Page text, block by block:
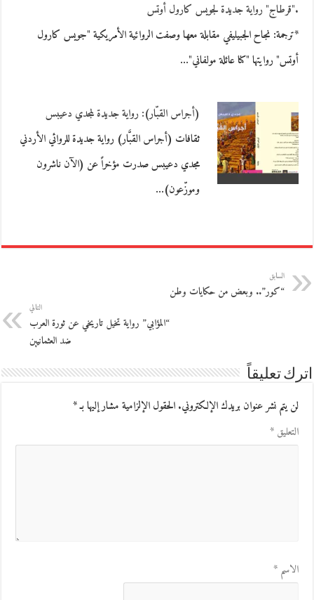
."قرطاج" رواية جديدة لجويس كارول أوتس
*ترجمة: نجاح الجبيليفي مقابلة معها وصفت الروائية الأمريكية "جويس كارول
أوتس" روايتها "كنا عائلة مولفاني"…
(أجراس القبّار): رواية جديدة لمجدي دعيبس
ثقافات (أجراس القبَّار) رواية جديدة للروائي الأردني
مجدي دعيبس صدرت مؤخراً عن (الآن ناشرون
وموزّعون)…
السابق
“كور”.. وبعض من حكايات وطن
التالي
“المؤابي” رواية تخيل تاريخي عن ثورة العرب
ضد العثمانيين
اترك تعليقاً
لن يتم نشر عنوان بريدك الإلكتروني.الحقول الإلزامية مشار إليها بـ*
التعليق*
الاسم*